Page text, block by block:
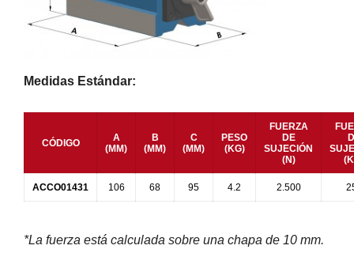
Medidas Estándar:
CÓDIGO
A
(MM)
B
(MM)
C
(MM)
PESO
(KG)
FUERZA
DE
SUJECIÓN
(N)
ACCO01431 106 68 95 4.2 2.500
*La fuerza está calculada sobre una chapa de 10 mm.